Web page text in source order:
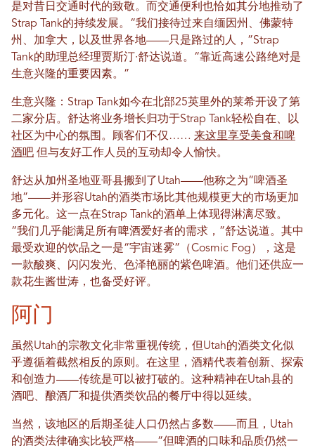
是对昔日交通时代的致敬。而交通便利也恰如其分地推动了
Strap Tank的持续发展。“我们接待过来自缅因州、佛蒙特
州、加拿大，以及世界各地——只是路过的人，”Strap
Tank的助理总经理贾斯汀·舒达说道。“靠近高速公路绝对是
生意兴隆的重要因素。”
生意兴隆：Strap Tank如今在北部25英里外的莱希开设了第
二家分店。舒达将业务增长归功于Strap Tank轻松自在、以
社区为中心的氛围。顾客们不仅…… 来这里享受美食和啤
酒吧 但与友好工作人员的互动却令人愉快。
舒达从加州圣地亚哥县搬到了Utah——他称之为“啤酒圣
地”——并形容Utah的酒类市场比其他规模更大的市场更加
多元化。这一点在Strap Tank的酒单上体现得淋漓尽致。
“我们几乎能满足所有啤酒爱好者的需求，”舒达说道。其中
最受欢迎的饮品之一是“宇宙迷雾”（Cosmic Fog），这是
一款酸爽、闪闪发光、色泽艳丽的紫色啤酒。他们还供应一
款花生酱世涛，也备受好评。
阿门
虽然Utah的宗教文化非常重视传统，但Utah的酒类文化似
乎遵循着截然相反的原则。在这里，酒精代表着创新、探索
和创造力——传统是可以被打破的。这种精神在Utah县的
酒吧、酿酒厂和提供酒类饮品的餐厅中得以延续。
当然，该地区的后期圣徒人口仍然占多数——而且，Utah
的酒类法律确实比较严格——“但啤酒的口味和品质仍然一